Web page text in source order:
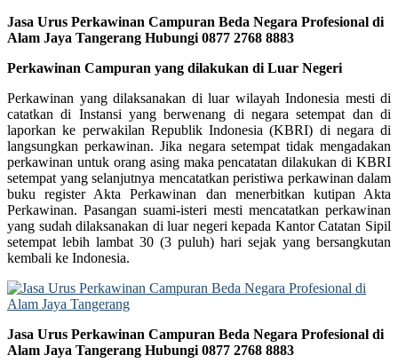
Jasa Urus Perkawinan Campuran Beda Negara Profesional di
Alam Jaya Tangerang Hubungi 0877 2768 8883
Perkawinan Campuran yang dilakukan di Luar Negeri
Perkawinan yang dilaksanakan di luar wilayah Indonesia mesti di
catatkan di Instansi yang berwenang di negara setempat dan di
laporkan ke perwakilan Republik Indonesia (KBRI) di negara di
langsungkan perkawinan. Jika negara setempat tidak mengadakan
perkawinan untuk orang asing maka pencatatan dilakukan di KBRI
setempat yang selanjutnya mencatatkan peristiwa perkawinan dalam
buku register Akta Perkawinan dan menerbitkan kutipan Akta
Perkawinan. Pasangan suami-isteri mesti mencatatkan perkawinan
yang sudah dilaksanakan di luar negeri kepada Kantor Catatan Sipil
setempat lebih lambat 30 (3 puluh) hari sejak yang bersangkutan
kembali ke Indonesia.
Jasa Urus Perkawinan Campuran Beda Negara Profesional di
Alam Jaya Tangerang Hubungi 0877 2768 8883